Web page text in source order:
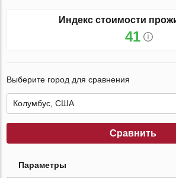
Индекс стоимости
41
Выберите город для сравнения
Сравнить
Параметры